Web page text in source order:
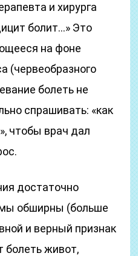
и хирурга
болит…» Это
на фоне
(червеобразного
болеть не
спрашивать: «как
чтобы врач дал
достаточно
обширны (больше
и верный признак
болеть живот,